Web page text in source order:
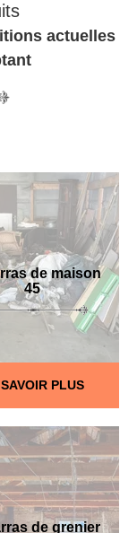
actuelles
de maison
45
PLUS
de grenier